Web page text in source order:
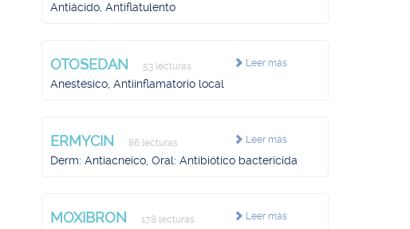
Antiácido, Antiflatulento
Leer más
OTOSEDAN 53 lecturas
Anestésico, Antiinflamatorio local
Leer más
ERMYCIN 86 lecturas
Derm: Antiacneico, Oral: Antibiótico bactericida
Leer más
MOXIBRON 178 lecturas